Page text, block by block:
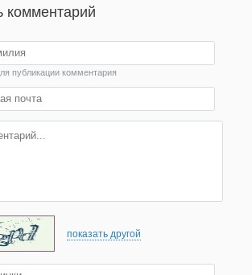
комментарий
публикации комментария
показать другой